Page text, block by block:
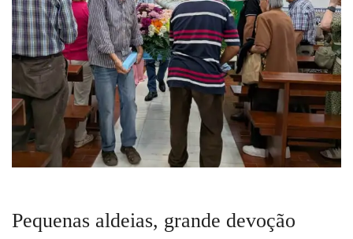
Pequenas aldeias, grande devoção